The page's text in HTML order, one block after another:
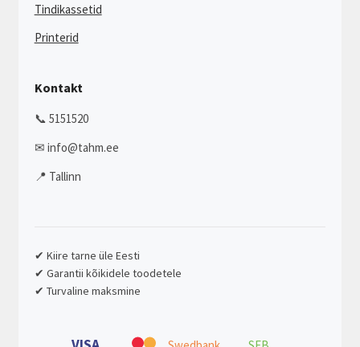
Tindikassetid
Printerid
Kontakt
📞 5151520
✉ info@tahm.ee
📍 Tallinn
✔ Kiire tarne üle Eesti
✔ Garantii kõikidele toodetele
✔ Turvaline maksmine